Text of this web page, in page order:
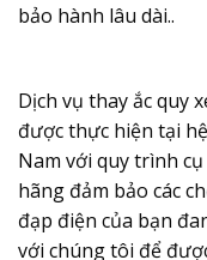
bảo hành lâu dài..
Dịch vụ thay ắc quy
được thực hiện tại
Nam với quy trình
hãng đảm bảo các
đạp điện của bạn
với chúng tôi để